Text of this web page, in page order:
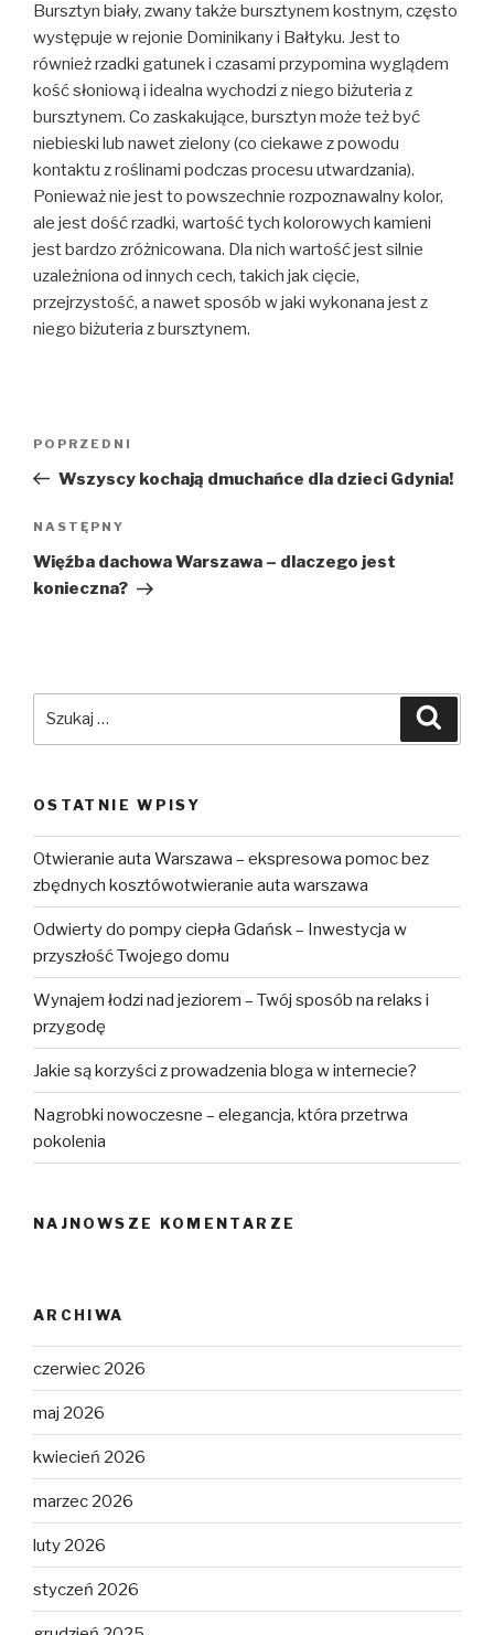
Bursztyn biały, zwany także bursztynem kostnym, często
występuje w rejonie Dominikany i Bałtyku. Jest to
również rzadki gatunek i czasami przypomina wyglądem
kość słoniową i idealna wychodzi z niego biżuteria z
bursztynem. Co zaskakujące, bursztyn może też być
niebieski lub nawet zielony (co ciekawe z powodu
kontaktu z roślinami podczas procesu utwardzania).
Ponieważ nie jest to powszechnie rozpoznawalny kolor,
ale jest dość rzadki, wartość tych kolorowych kamieni
jest bardzo zróżnicowana. Dla nich wartość jest silnie
uzależniona od innych cech, takich jak cięcie,
przejrzystość, a nawet sposób w jaki wykonana jest z
niego biżuteria z bursztynem.
Poprzedni
wpis
POPRZEDNI
Wszyscy kochają dmuchańce dla dzieci Gdynia!
Następny
wpis
NASTĘPNY
Więźba dachowa Warszawa – dlaczego jest
konieczna?
OSTATNIE WPISY
Otwieranie auta Warszawa – ekspresowa pomoc bez
zbędnych kosztówotwieranie auta warszawa
Odwierty do pompy ciepła Gdańsk – Inwestycja w
przyszłość Twojego domu
Wynajem łodzi nad jeziorem – Twój sposób na relaks i
przygodę
Jakie są korzyści z prowadzenia bloga w internecie?
Nagrobki nowoczesne – elegancja, która przetrwa
pokolenia
NAJNOWSZE KOMENTARZE
ARCHIWA
czerwiec 2026
maj 2026
kwiecień 2026
marzec 2026
luty 2026
styczeń 2026